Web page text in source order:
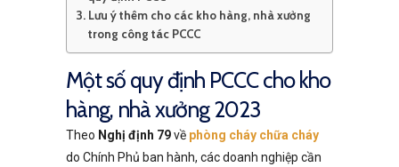
Lưu ý thêm cho các kho hàng, nhà xưởng
trong công tác PCCC
Một số quy định PCCC cho kho
hàng, nhà xưởng 2023
Theo Nghị định 79về phòng cháy chữa cháy
do Chính Phủ ban hành, các doanh nghiệp cần